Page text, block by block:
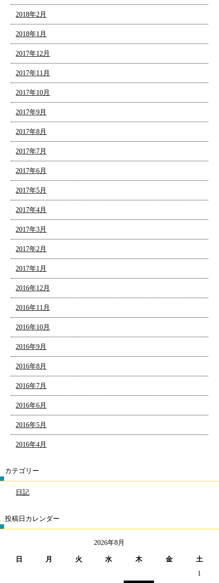
2018年2月
2018年1月
2017年12月
2017年11月
2017年10月
2017年9月
2017年8月
2017年7月
2017年6月
2017年5月
2017年4月
2017年3月
2017年2月
2017年1月
2016年12月
2016年11月
2016年10月
2016年9月
2016年8月
2016年7月
2016年6月
2016年5月
2016年4月
カテゴリー
日記
投稿日カレンダー
2026年8月
日 月 火 水 木 金
土
1